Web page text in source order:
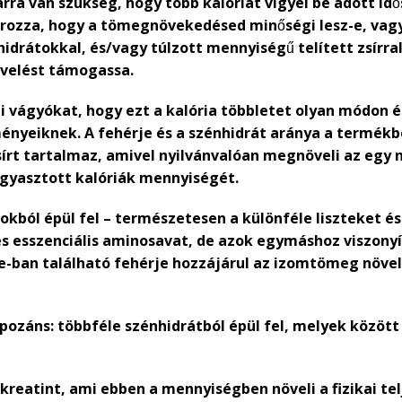
hogy a tömegnövekedésed minőségi lesz-e,
és/vagy túlzott mennyiségű telített
támogassa.
vágyókat, hogy ezt a kalória többletet olyan módon
A fehérje és a szénhidrát aránya a
tartalmaz, amivel nyilvánvalóan megnöveli az
kalóriák mennyiségét.
épül fel – természetesen a különféle liszteket
esszenciális aminosavat, de azok egymáshoz
ban található fehérje hozzájárul az izomtömeg
többféle szénhidrátból épül fel, melyek között
ami ebben a mennyiségben növeli a fizikai